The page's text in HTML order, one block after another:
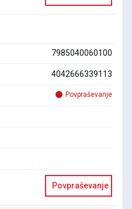
7985040060100
4042666339113
Povpraševanje
Povpraševanje